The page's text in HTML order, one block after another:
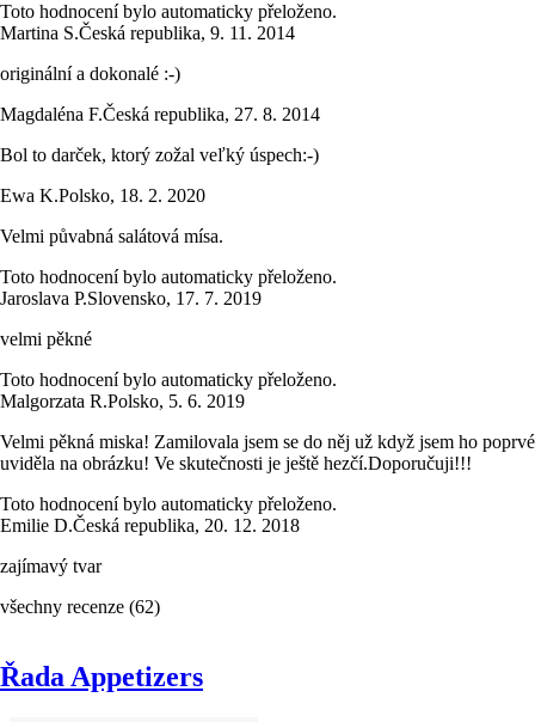
Toto hodnocení bylo automaticky přeloženo.
Martina S.Česká republika, 9. 11. 2014
originální a dokonalé :-)
Magdaléna F.Česká republika, 27. 8. 2014
Bol to darček, ktorý zožal veľký úspech:-)
Ewa K.Polsko, 18. 2. 2020
Velmi půvabná salátová mísa.
Toto hodnocení bylo automaticky přeloženo.
Jaroslava P.Slovensko, 17. 7. 2019
velmi pěkné
Toto hodnocení bylo automaticky přeloženo.
Malgorzata R.Polsko, 5. 6. 2019
Velmi pěkná miska! Zamilovala jsem se do něj už když jsem ho poprvé
uviděla na obrázku! Ve skutečnosti je ještě hezčí.Doporučuji!!!
Toto hodnocení bylo automaticky přeloženo.
Emilie D.Česká republika, 20. 12. 2018
zajímavý tvar
všechny recenze (62)
Řada Appetizers